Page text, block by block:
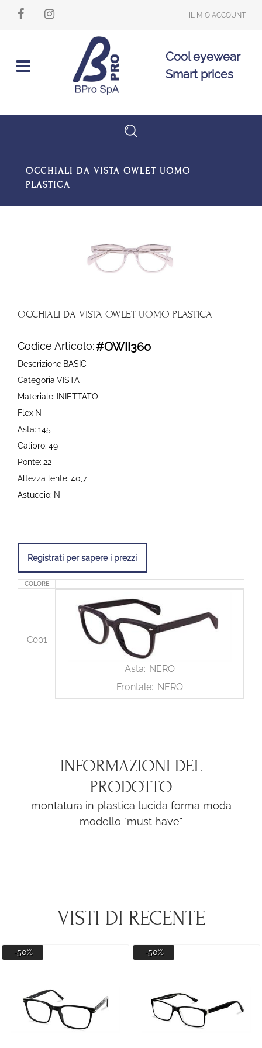
IL MIO ACCOUNT
Cool eyewear
Smart prices
OCCHIALI DA VISTA OWLET UOMO
PLASTICA
OCCHIALI DA VISTA OWLET UOMO PLASTICA
Codice Articolo:#OWII360
Descrizione BASIC
Categoria VISTA
Materiale: INIETTATO
Flex N
Asta: 145
Calibro: 49
Ponte: 22
Altezza lente: 40,7
Astuccio: N
Registrati per sapere i prezzi
COLORE
C001
Asta: NERO
Frontale: NERO
INFORMAZIONI DEL
PRODOTTO
montatura in plastica lucida forma moda
modello "must have"
VISTI DI RECENTE
-50% -50%